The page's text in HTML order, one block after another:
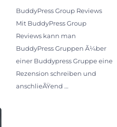
BuddyPress Group Reviews
Mit BuddyPress Group
Reviews kann man
BuddyPress Gruppen Ã¼ber
einer Buddypress Gruppe eine
Rezension schreiben und
anschlieÃŸend …